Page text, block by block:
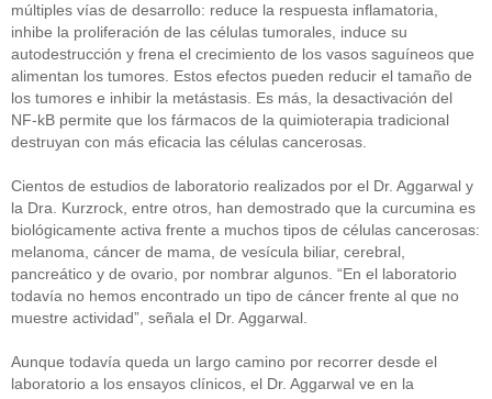
múltiples vías de desarrollo: reduce la respuesta inflamatoria,
inhibe la proliferación de las células tumorales, induce su
autodestrucción y frena el crecimiento de los vasos saguíneos que
alimentan los tumores. Estos efectos pueden reducir el tamaño de
los tumores e inhibir la metástasis. Es más, la desactivación del
NF-kB permite que los fármacos de la quimioterapia tradicional
destruyan con más eficacia las células cancerosas.
Cientos de estudios de laboratorio realizados por el Dr. Aggarwal y
la Dra. Kurzrock, entre otros, han demostrado que la curcumina es
biológicamente activa frente a muchos tipos de células cancerosas:
melanoma, cáncer de mama, de vesícula biliar, cerebral,
pancreático y de ovario, por nombrar algunos. “En el laboratorio
todavía no hemos encontrado un tipo de cáncer frente al que no
muestre actividad”, señala el Dr. Aggarwal.
Aunque todavía queda un largo camino por recorrer desde el
laboratorio a los ensayos clínicos, el Dr. Aggarwal ve en la